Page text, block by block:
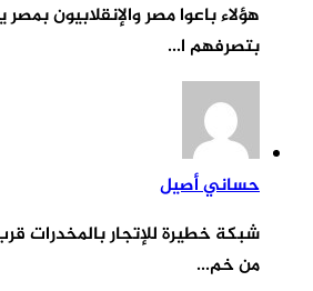
هؤلاء باعوا مصر والإنقلابيون
بتصرفهم ا...
حساني أصيل
شبكة خطيرة للإتجار بالمخدرات
من خم...